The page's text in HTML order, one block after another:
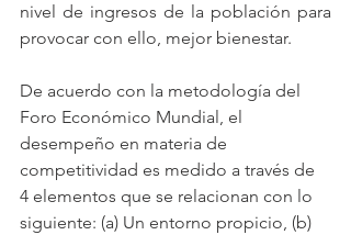
nivel de ingresos de la población para
provocar con ello, mejor bienestar.
De acuerdo con la metodología del
Foro Económico Mundial, el
desempeño en materia de
competitividad es medido a través de
4 elementos que se relacionan con lo
siguiente: (a) Un entorno propicio, (b)